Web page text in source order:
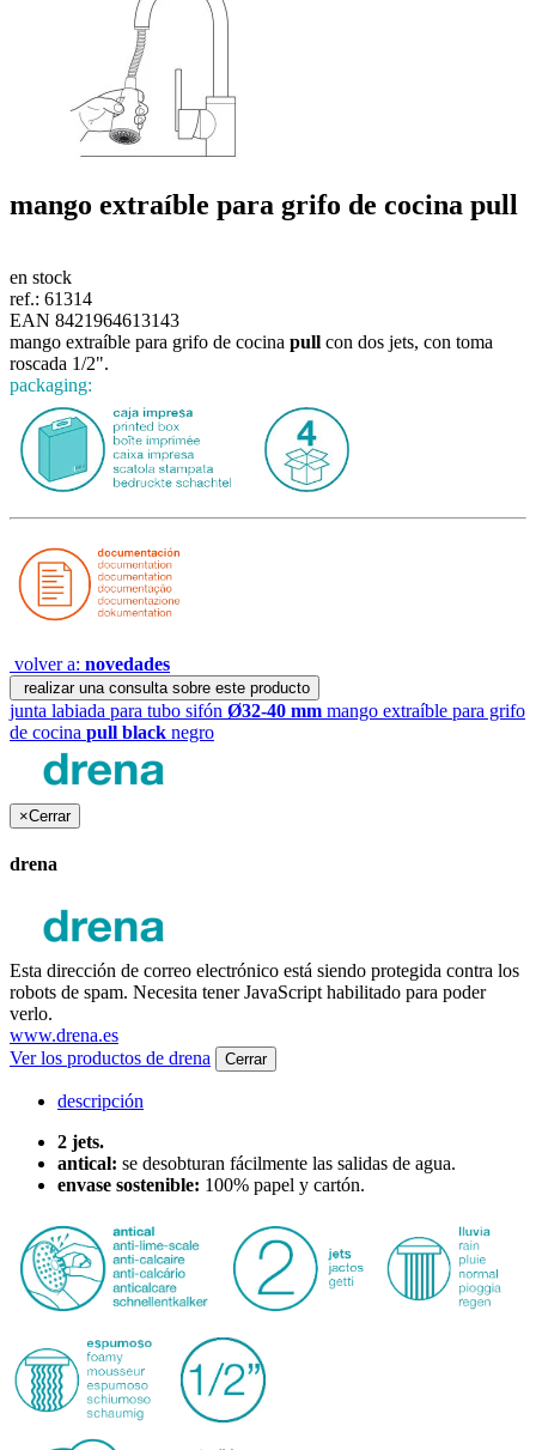
mango extraíble para grifo de cocina pull
en stock
ref.: 61314
EAN 8421964613143
mango extraíble para grifo de cocina pull con dos jets, con toma
roscada 1/2".
packaging:
volver a: novedades
realizar una consulta sobre este producto
junta labiada para tubo sifón Ø32-40 mm mango extraíble para grifo
de cocina pull black negro
×Cerrar
drena
Esta dirección de correo electrónico está siendo protegida contra los
robots de spam. Necesita tener JavaScript habilitado para poder
verlo.
www.drena.es
Ver los productos de drena
Cerrar
descripción
2 jets.
antical: se desobturan fácilmente las salidas de agua.
envase sostenible: 100% papel y cartón.